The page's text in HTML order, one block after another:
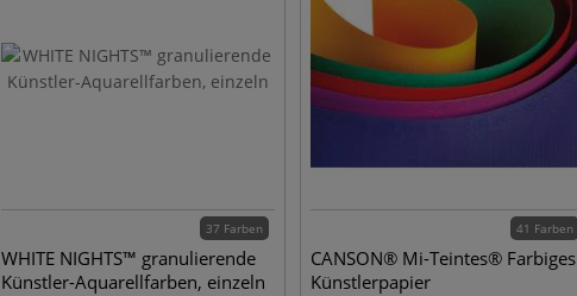
37 Farben
WHITE NIGHTS™ granulierende
Künstler-Aquarellfarben, einzeln
41 Farben
CANSON® Mi-Teintes® Farbiges
Künstlerpapier